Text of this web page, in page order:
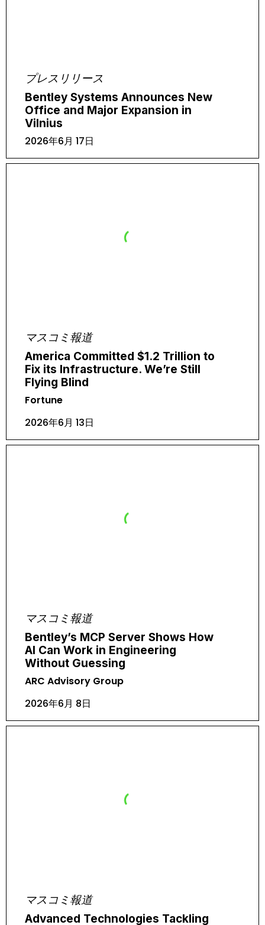
プレスリリース
Bentley Systems Announces New
Office and Major Expansion in
Vilnius
2026年6月 17日
マスコミ報道
America Committed $1.2 Trillion to
Fix its Infrastructure. We’re Still
Flying Blind
Fortune
2026年6月 13日
マスコミ報道
Bentley’s MCP Server Shows How
AI Can Work in Engineering
Without Guessing
ARC Advisory Group
2026年6月 8日
マスコミ報道
Advanced Technologies Tackling